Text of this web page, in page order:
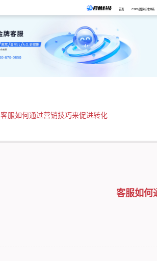
首页 CSPS/国家标准体系
客服如何通过营销技巧来促进转化
客服如何